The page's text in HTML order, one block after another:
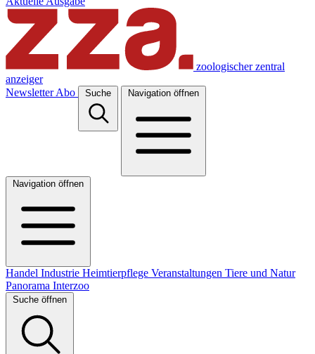
zoologischer zentral
anzeiger
Newsletter Abo Suche Navigation öffnen
Navigation öffnen
Handel Industrie Heimtierpflege Veranstaltungen Tiere und Natur
Panorama Interzoo
Suche öffnen